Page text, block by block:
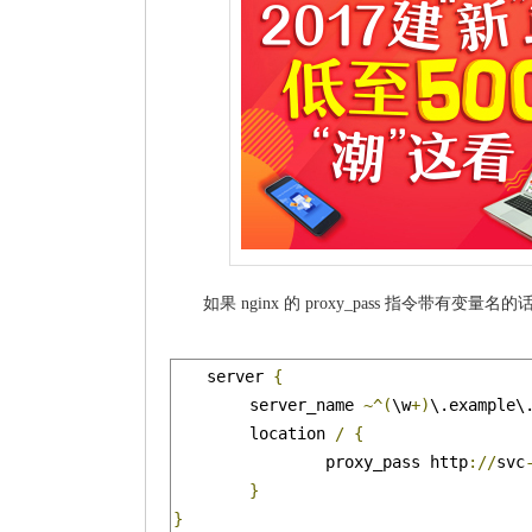
如果 nginx 的 proxy_pass 指令带有变量名的
server {
	server_name
~^(\w+)
	location
/ {
		proxy_pass http
://svc
}
}